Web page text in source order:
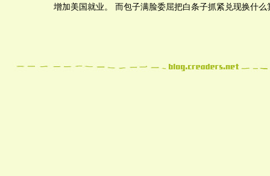
增加美国就业。 而包子满脸委屈把白条子抓紧兑现换什么